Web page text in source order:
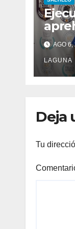
AGO
LAGUNA
Deja
Tu